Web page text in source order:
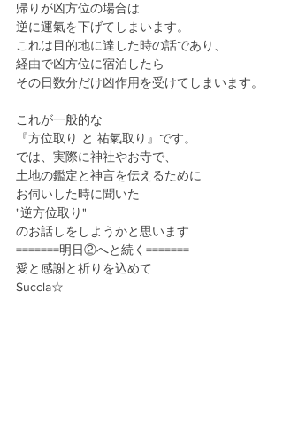
帰りが凶方位の場合は
逆に運氣を下げてしまいます。
これは目的地に達した時の話であり、
経由で凶方位に宿泊したら
その日数分だけ凶作用を受けてしまいます。
これが一般的な
『方位取り と 祐氣取り』です。
では、実際に神社やお寺で、
土地の鑑定と神言を伝えるために
お伺いした時に聞いた
"逆方位取り"
のお話しをしようかと思います
=======明日②へと続く=======
愛と感謝と祈りを込めて
Succla☆